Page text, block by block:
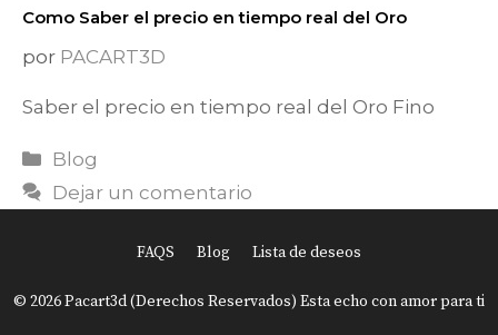
Como Saber el precio en tiempo real del Oro
por PACART3D
Saber el precio en tiempo real del Oro Fino
Categorías
Blog
Dejar un comentario
FAQS Blog Lista de deseos
© 2026 Pacart3d (Derechos Reservados) Esta echo con amor para ti
0 items -USD0.00